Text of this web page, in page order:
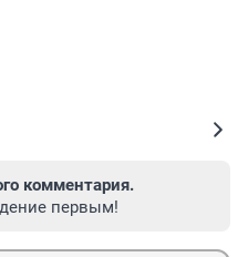
комментария.
первым!